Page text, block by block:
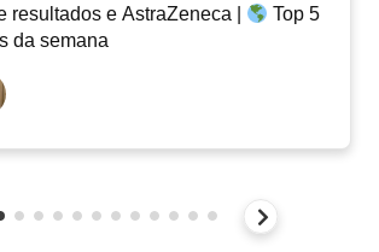
resultados e AstraZeneca |
Top 5
da semana